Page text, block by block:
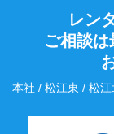
レン
ご相談
本社 / 松江東 / 松